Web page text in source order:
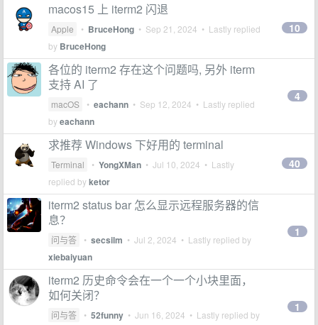
macos15 上 iterm2 闪退
Apple • BruceHong • Sep 21, 2024 • Lastly replied
by BruceHong
10
各位的 iterm2 存在这个问题吗, 另外 iterm
支持 AI 了
macOS • eachann • Sep 12, 2024 • Lastly replied
byeachann
4
求推荐 Windows 下好用的 terminal
Terminal • YongXMan • Jul 10, 2024 • Lastly
replied byketor
40
iterm2 status bar 怎么显示远程服务器的信
息？
问与答 • secsilm • Jul 2, 2024 • Lastly replied by
xiebaiyuan
1
iterm2 历史命令会在一个一个小块里面，
如何关闭？
问与答 • 52funny • Jun 16, 2024 • Lastly replied by
1